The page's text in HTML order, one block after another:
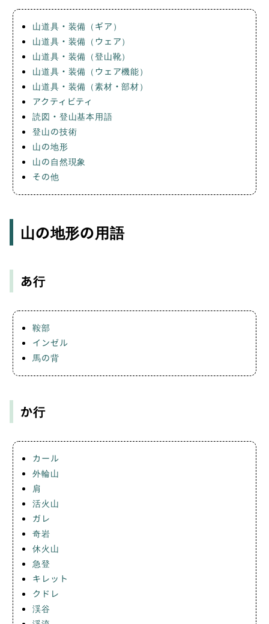
山道具・装備（ギア）
山道具・装備（ウェア）
山道具・装備（登山靴）
山道具・装備（ウェア機能）
山道具・装備（素材・部材）
アクティビティ
読図・登山基本用語
登山の技術
山の地形
山の自然現象
その他
山の地形の用語
あ行
鞍部
インゼル
馬の背
か行
カール
外輪山
肩
活火山
ガレ
奇岩
休火山
急登
キレット
クドレ
渓谷